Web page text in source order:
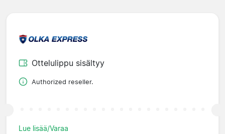
Ottelulippu sisältyy
Authorized reseller.
Lue lisää/Varaa